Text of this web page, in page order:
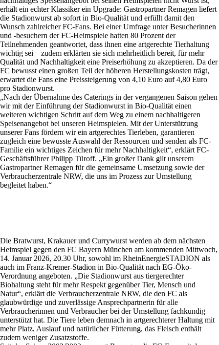
erhält ein echter Klassiker ein Upgrade: Gastropartner Remagen liefert
die Stadionwurst ab sofort in Bio-Qualität und erfüllt damit den
Wunsch zahlreicher FC-Fans. Bei einer Umfrage unter Besucherinnen
und -besuchern der FC-Heimspiele hatten 80 Prozent der
Teilnehmenden geantwortet, dass ihnen eine artgerechte Tierhaltung
wichtig sei – zudem erklärten sie sich mehrheitlich bereit, für mehr
Qualität und Nachhaltigkeit eine Preiserhöhung zu akzeptieren. Da der
FC bewusst einen großen Teil der höheren Herstellungskosten trägt,
erwartet die Fans eine Preissteigerung von 4,10 Euro auf 4,80 Euro
pro Stadionwurst.
„Nach der Übernahme des Caterings in der vergangenen Saison gehen
wir mit der Einführung der Stadionwurst in Bio-Qualität einen
weiteren wichtigen Schritt auf dem Weg zu einem nachhaltigeren
Speisenangebot bei unseren Heimspielen. Mit der Unterstützung
unserer Fans fördern wir ein artgerechtes Tierleben, garantieren
zugleich eine bewusste Auswahl der Ressourcen und senden als FC-
Familie ein wichtiges Zeichen für mehr Nachhaltigkeit“, erklärt FC-
Geschäftsführer Philipp Türoff. „Ein großer Dank gilt unserem
Gastropartner Remagen für die gemeinsame Umsetzung sowie der
Verbraucherzentrale NRW, die uns im Prozess zur Umstellung
begleitet haben.“
Die Bratwurst, Krakauer und Currywurst werden ab dem nächsten
Heimspiel gegen den FC Bayern München am kommenden Mittwoch,
14. Januar 2026, 20.30 Uhr, sowohl im RheinEnergieSTADION als
auch im Franz-Kremer-Stadion in Bio-Qualität nach EG-Öko-
Verordnung angeboten. „Die Stadionwurst aus tiergerechter
Biohaltung steht für mehr Respekt gegenüber Tier, Mensch und
Natur“, erklärt die Verbraucherzentrale NRW, die den FC als
glaubwürdige und zuverlässige Ansprechpartnerin für alle
Verbraucherinnen und Verbraucher bei der Umstellung fachkundig
unterstützt hat. Die Tiere leben demnach in artgerechterer Haltung mit
mehr Platz, Auslauf und natürlicher Fütterung, das Fleisch enthält
zudem weniger Zusatzstoffe.